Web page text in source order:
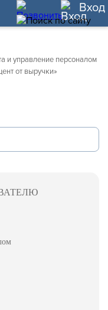
Вход
и управление персоналом
от выручки»